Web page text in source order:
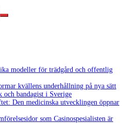
modeller för trädgård och offentlig
kvällens underhållning på nya sätt
bandagist i Sverige
Den medicinska utvecklingen öppnar
som Casinospesialisten är